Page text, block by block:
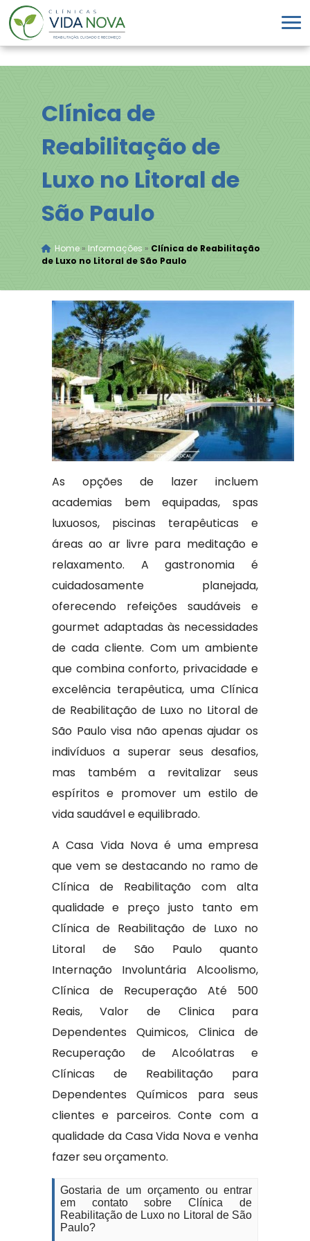
Clínica de
Reabilitação de
Luxo no Litoral de
São Paulo
Home» Informações » Clínica de Reabilitação
de Luxo no Litoral de São Paulo
As opções de lazer incluem
academias bem equipadas, spas
luxuosos, piscinas terapêuticas e
áreas ao ar livre para meditação e
relaxamento. A gastronomia é
cuidadosamente planejada,
oferecendo refeições saudáveis e
gourmet adaptadas às necessidades
de cada cliente. Com um ambiente
que combina conforto, privacidade e
excelência terapêutica, uma Clínica
de Reabilitação de Luxo no Litoral de
São Paulo visa não apenas ajudar os
indivíduos a superar seus desafios,
mas também a revitalizar seus
espíritos e promover um estilo de
vida saudável e equilibrado.
A Casa Vida Nova é uma empresa
que vem se destacando no ramo de
Clínica de Reabilitação com alta
qualidade e preço justo tanto em
Clínica de Reabilitação de Luxo no
Litoral de São Paulo quanto
Internação Involuntária Alcoolismo,
Clínica de Recuperação Até 500
Reais, Valor de Clinica para
Dependentes Quimicos, Clinica de
Recuperação de Alcoólatras e
Clínicas de Reabilitação para
Dependentes Químicos para seus
clientes e parceiros. Conte com a
qualidade da Casa Vida Nova e venha
fazer seu orçamento.
Gostaria de um orçamento ou entrar
em contato sobre Clínica de
Reabilitação de Luxo no Litoral de São
Paulo?